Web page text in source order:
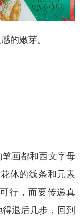
的嫩芽。
画都和西文字母
体的线条和元素
行，而要传递真
退后几步，回到